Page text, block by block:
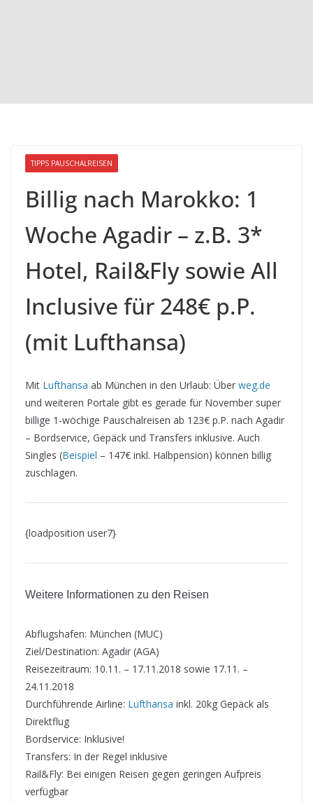
TIPPS PAUSCHALREISEN
Billig nach Marokko: 1
Woche Agadir – z.B. 3*
Hotel, Rail&Fly sowie All
Inclusive für 248€ p.P.
(mit Lufthansa)
Mit Lufthansa ab München in den Urlaub: Über weg.de
und weiteren Portale gibt es gerade für November super
billige 1-wöchige Pauschalreisen ab 123€ p.P. nach Agadir
– Bordservice, Gepäck und Transfers inklusive. Auch
Singles (Beispiel – 147€ inkl. Halbpension) können billig
zuschlagen.
{loadposition user7}
Weitere Informationen zu den Reisen
Abflugshafen: München (MUC)
Ziel/Destination: Agadir (AGA)
Reisezeitraum: 10.11. – 17.11.2018 sowie 17.11. –
24.11.2018
Durchführende Airline: Lufthansa inkl. 20kg Gepäck als
Direktflug
Bordservice: Inklusive!
Transfers: In der Regel inklusive
Rail&Fly: Bei einigen Reisen gegen geringen Aufpreis
verfügbar